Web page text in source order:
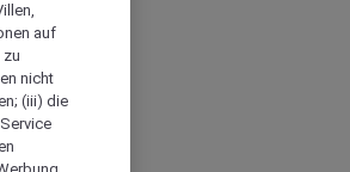
auf
zu
nicht
(iii) die